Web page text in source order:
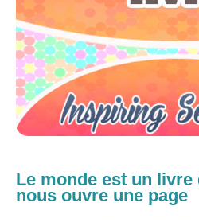
Le monde est un livre
nous ouvre une page